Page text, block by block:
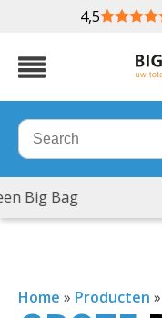
4,5
Veel
Home » Producten »